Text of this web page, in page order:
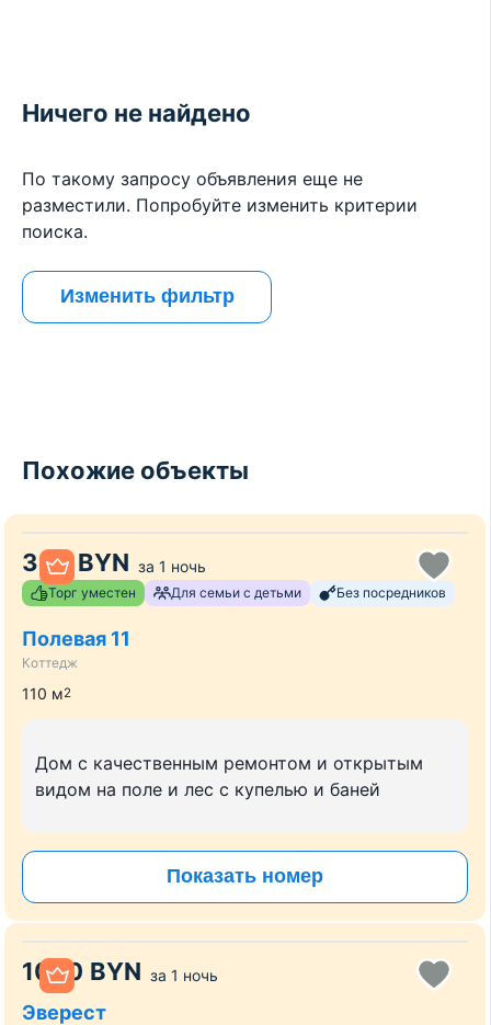
Ничего не найдено
По такому запросу объявления еще не
разместили. Попробуйте изменить критерии
поиска.
Изменить фильтр
Похожие объекты
330 BYN за 1 ночь
Торг уместен Для семьи с детьми Без посредников
Полевая 11
Коттедж
110 м2
Дом с качественным ремонтом и открытым
видом на поле и лес с купелью и баней
Показать номер
1000 BYN за 1 ночь
Эверест